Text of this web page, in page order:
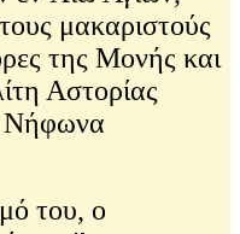
μακαριστούς
της Μονής και
Αστορίας
Νήφωνα
του, ο